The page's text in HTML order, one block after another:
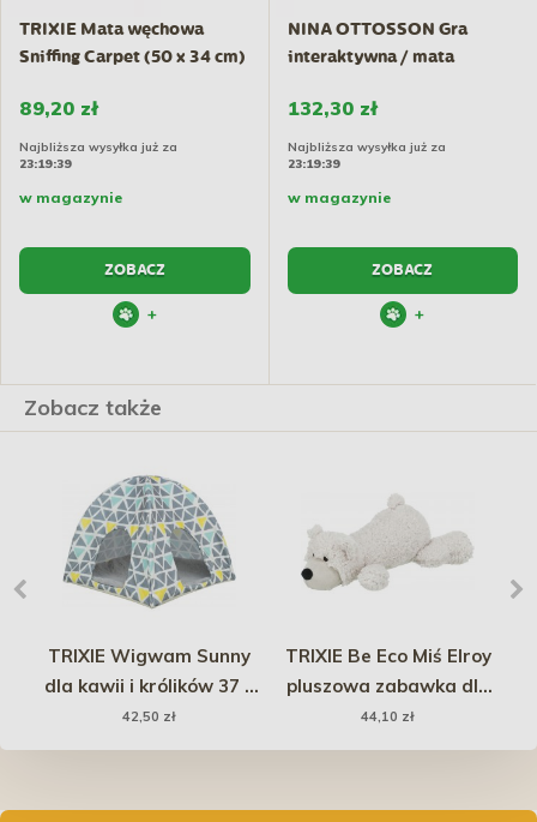
TRIXIE Mata węchowa
Sniffing Carpet (50 x 34 cm)
89,20 zł
Najbliższa wysyłka już za
23:19:38
w magazynie
ZOBACZ
+
NINA OTTOSSON Gra
interaktywna / mata
132,30 zł
Najbliższa wysyłka już za
23:19:38
w magazynie
ZOBACZ
+
Zobacz także
TRIXIE Wigwam Sunny
dla kawii i królików 37 x
35 x 37 cm -
wielokolorowe/szare
42,50 zł
TRIXIE Be Eco Miś Elroy
pluszowa zabawka dla
psa 42 cm
44,10 zł